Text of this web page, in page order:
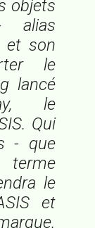
objets
alias
et son
le
lancé
le
Qui
- que
le
et